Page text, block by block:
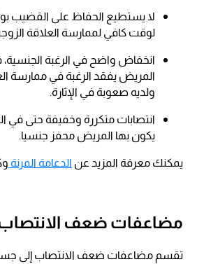
لا يستطيع الحفاظ على القضيب
لوقت كافي لممارسة العلاقة
انخفاض واضح في الرغبة الجنسية،
المريض يفقد الرغبة في ممارسة
ولديه صعوبة في الإثارة.
انتصابات متكررة وخفيفة حتى في
يكون بها المريض محفز جنسيا.
يمكنك معرفة المزيد عن الدعامة المرنة
مضاعفات ضعف
تقسم مضاعفات ضعف الانتصاب إلى